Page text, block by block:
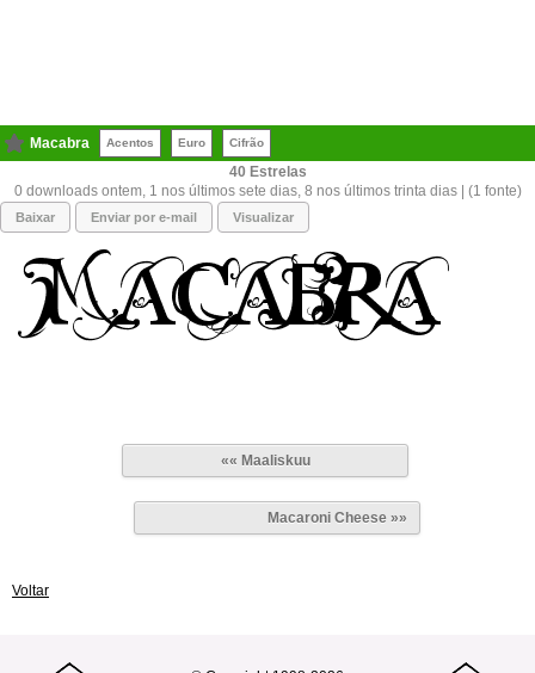
Macabra Acentos Euro Cifrão
40
0 downloads ontem, 1 nos últimos sete dias, 8 nos últimos trinta dias | (1 fonte)
Baixar Enviar por e-mail Visualizar
«« Maaliskuu
Macaroni Cheese »»
Voltar